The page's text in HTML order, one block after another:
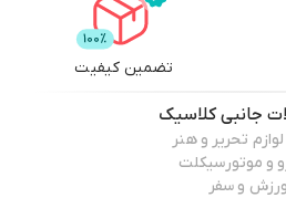
تضمین کیفیت
جانبی کلاسیک
تحریر و هنر
و موتورسیکلت
ورزش و سفر